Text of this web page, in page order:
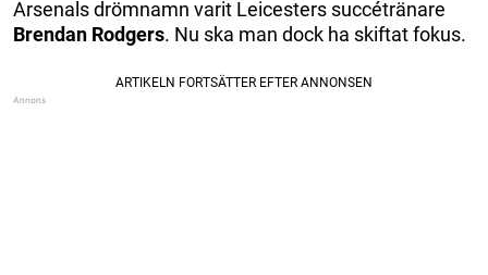
Arsenals drömnamn varit Leicesters succétränare
Brendan Rodgers. Nu ska man dock ha skiftat fokus.